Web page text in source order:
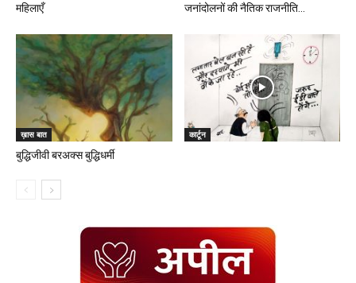
महिलाएँ
जनांदोलनों की नैतिक राजनीति...
ख़ास बात
बुद्धिजीवी बरअक्स बुद्धिधर्मी
कार्टून